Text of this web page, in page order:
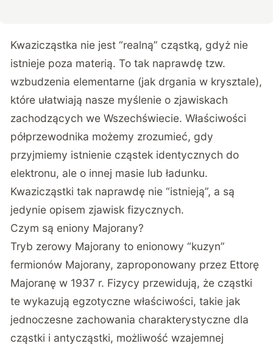
Kwazicząstka nie jest “realną” cząstką, gdyż nie
istnieje poza materią. To tak naprawdę tzw.
wzbudzenia elementarne (jak drgania w krysztale),
które ułatwiają nasze myślenie o zjawiskach
zachodzących we Wszechświecie. Właściwości
półprzewodnika możemy zrozumieć, gdy
przyjmiemy istnienie cząstek identycznych do
elektronu, ale o innej masie lub ładunku.
Kwazicząstki tak naprawdę nie “istnieją”, a są
jedynie opisem zjawisk fizycznych.
Czym są eniony Majorany?
Tryb zerowy Majorany to enionowy “kuzyn”
fermionów Majorany, zaproponowany przez Ettorę
Majoranę w 1937 r. Fizycy przewidują, że cząstki
te wykazują egzotyczne właściwości, takie jak
jednoczesne zachowania charakterystyczne dla
cząstki i antycząstki, możliwość wzajemnej